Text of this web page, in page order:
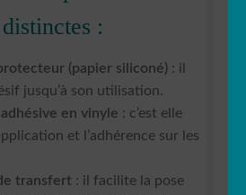
:
(papier siliconé) : il
jusqu’à son utilisation.
en vinyle : c’est elle
et l’adhérence sur les
transfert : il facilite la pose